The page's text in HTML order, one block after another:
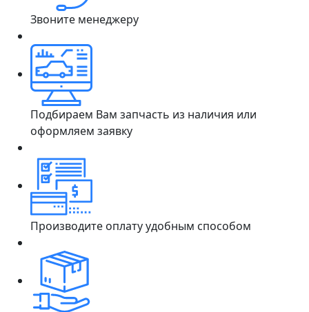
Звоните менеджеру
Подбираем Вам запчасть из наличия или
оформляем заявку
Производите оплату удобным способом